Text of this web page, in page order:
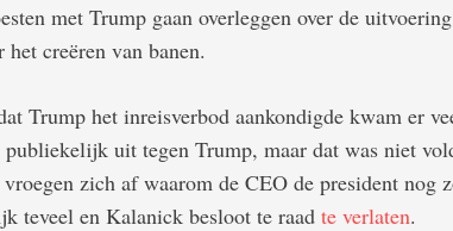
met Trump gaan overleggen over de
het creëren van banen.
Trump het inreisverbod aankondigde kwam er
uit tegen Trump, maar dat was niet
zich af waarom de CEO de president nog
teveel en Kalanick besloot te raad te verlaten.